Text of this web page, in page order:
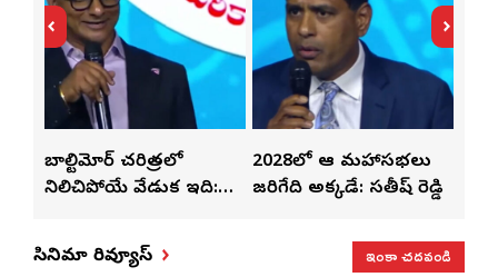
బాల్టిమోర్ చరిత్రలో
నిలిచిపోయే వేడుక ఇది:
2028లో ఆటా మహాసభలు
జరిగేది అక్కడే: సతీష్ రెడ్డి
సినిమా రివ్యూస్ ఇంకా చదవండి